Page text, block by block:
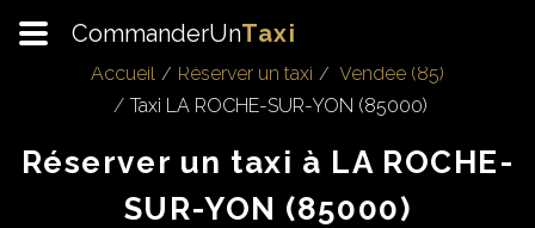
CommanderUnTaxi
Accueil Réserver un taxi
Vendée (85)
Taxi LA ROCHE-SUR-YON (85000)
Réserver un taxi à LA ROCHE-
SUR-YON (85000)